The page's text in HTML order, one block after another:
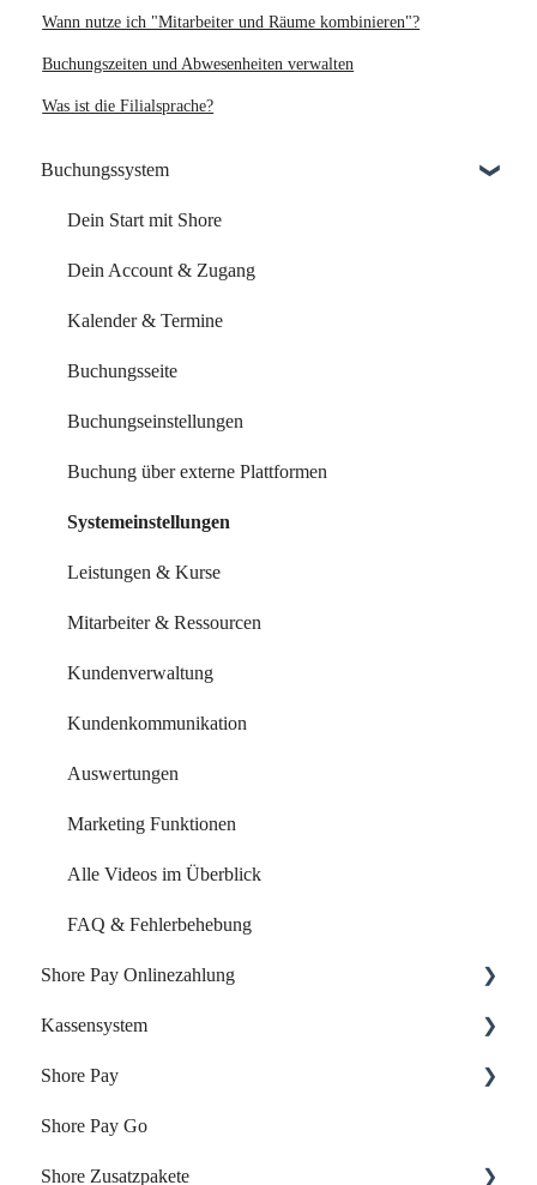
Wann nutze ich "Mitarbeiter und Räume kombinieren"?
Buchungszeiten und Abwesenheiten verwalten
Was ist die Filialsprache?
Buchungssystem
Dein Start mit Shore
Dein Account & Zugang
Kalender & Termine
Buchungsseite
Buchungseinstellungen
Buchung über externe Plattformen
Systemeinstellungen
Leistungen & Kurse
Mitarbeiter & Ressourcen
Kundenverwaltung
Kundenkommunikation
Auswertungen
Marketing Funktionen
Alle Videos im Überblick
FAQ & Fehlerbehebung
Shore Pay Onlinezahlung
Einrichtung & Aktivierung
Zahlungsoptionen & Funktionen
Kassensystem
Dein Start mit der Shore Kasse
Dein Account & Zugang
Produkte & Inventar
Shore Pay
Erste Schritte
FAQs - Fragen & Antworten zu Shore Pay
Shore Pay Go
Shore Zusatzpakete